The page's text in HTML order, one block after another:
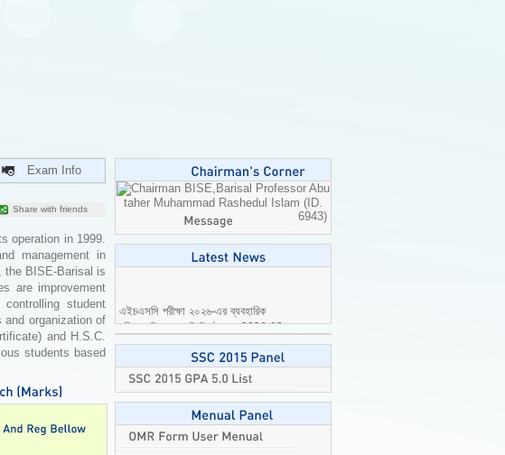
Exam Info
Share with friends
operation in 1999.
management in
the BISE-Barisal is
are improvement
student
and organization of
and H.S.C.
students based
Professor Abu
taher Muhammad Rashedul Islam (ID.
6943)
পরীক্ষার বিষয়ে জরুরি নির্দেশনা।2026-08-
04